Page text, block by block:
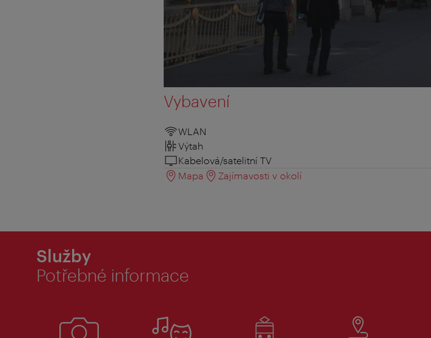
Vybavení
WLAN
Výtah
Kabelová/satelitní TV
Mapa
Zajímavosti v okolí
Služby
Potřebné informace